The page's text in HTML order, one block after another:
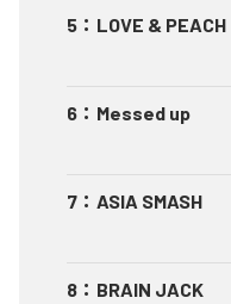
5 ： LOVE & PEACH
6 ： Messed up
7 ： ASIA SMASH
8 ： BRAIN JACK